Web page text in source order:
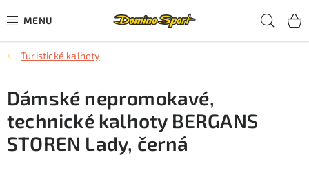
na
CYKLISTIKA
SJEZDOVÉ LYŽOVÁNÍ
SKIALPOVÉ LYŽOVÁNÍ
Turistické kalhoty
Dámské nepromokavé,
technické kalhoty BERGANS
STOREN Lady, černá